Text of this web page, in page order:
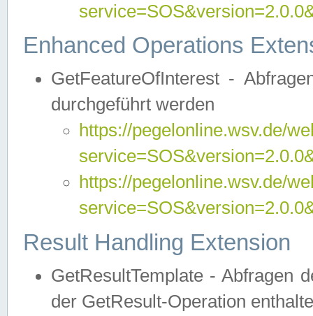
Enhanced Operations
GetFeatureOfInterest -
durchgeführt werden
https://pegelonline.wsv.de/
https://pegelonline.wsv.de/
Result Handling Extension
GetResultTemplate - Abfragen
der GetResult-Operation